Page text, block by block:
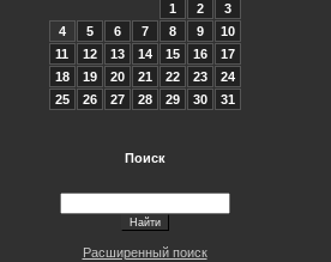
1
2
3
4
5 6 7 8 9
10
11
12 13 14 15 16
17
18
19 20 21 22 23
24
25
26 27 28 29 30 31
Поиск
Расширенный поиск